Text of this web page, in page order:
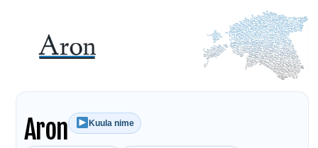
Aron Kuula nime